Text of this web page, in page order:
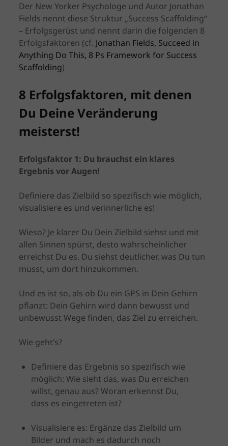
Der New Yorker Psychologe und Autor Jonathan
Fields nennt diese Struktur „Success Scaffolding“
– Erfolgsgerüst und nennt darin die folgenden 8
Erfolgsfaktoren (cf. Jonathan Fields, Succeed in
Anything Do This, 8 Ps Framework for Success
Scaffolding)
8 Erfolgsfaktoren, mit denen
Du Deine Veränderung
meisterst!
Erfolgsfaktor 1: Du brauchst ein klares
Ergebnis vor Augen!
Definiere das Zielbild so spezifisch wie möglich,
visualisiere es und verinnerliche es!
Wieso? Je klarer Du Dein Zielbild siehst und mit
allen Sinnen spürst, desto wahrscheinlicher
erreichst Du es. Du siehst deutlicher, was Du tun
musst, um dort hinzukommen.
Und es ist so, als ob Du ein GPS in Dein Gehirn
pflanzt: Dein Gehirn wird dann bewusst und
unbewusst Wege finden, das Ziel zu erreichen.
Wie geht’s?
Definiere das Ergebnis so spezifisch wie
möglich: Wie sieht das, was Du erreichen
willst, genau aus? Woran erkennst Du,
dass es eingetreten ist?
Visualisiere es: Ergänze das Zielbild um
Bilder und mach es dadurch noch